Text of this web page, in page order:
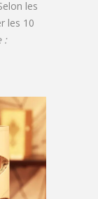
les
les 10
: